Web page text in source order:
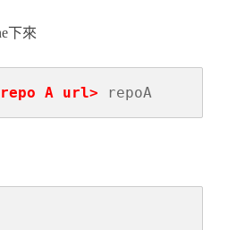
下來
A url>